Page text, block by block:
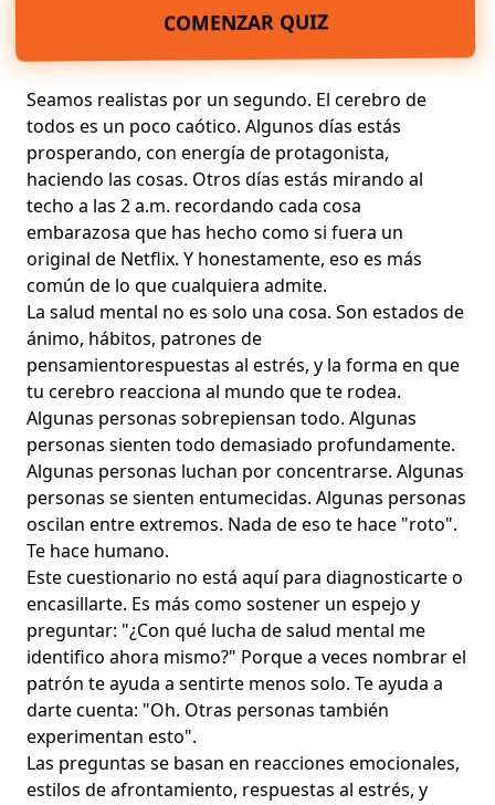
COMENZAR QUIZ
Seamos realistas por un segundo. El cerebro de
todos es un poco caótico. Algunos días estás
prosperando, con energía de protagonista,
haciendo las cosas. Otros días estás mirando al
techo a las 2 a.m. recordando cada cosa
embarazosa que has hecho como si fuera un
original de Netflix. Y honestamente, eso es más
común de lo que cualquiera admite.
La salud mental no es solo una cosa. Son estados de
ánimo, hábitos, patrones de
pensamientorespuestas al estrés, y la forma en que
tu cerebro reacciona al mundo que te rodea.
Algunas personas sobrepiensan todo. Algunas
personas sienten todo demasiado profundamente.
Algunas personas luchan por concentrarse. Algunas
personas se sienten entumecidas. Algunas personas
oscilan entre extremos. Nada de eso te hace "roto".
Te hace humano.
Este cuestionario no está aquí para diagnosticarte o
encasillarte. Es más como sostener un espejo y
preguntar: "¿Con qué lucha de salud mental me
identifico ahora mismo?" Porque a veces nombrar el
patrón te ayuda a sentirte menos solo. Te ayuda a
darte cuenta: "Oh. Otras personas también
experimentan esto".
Las preguntas se basan en reacciones emocionales,
estilos de afrontamiento, respuestas al estrés, y